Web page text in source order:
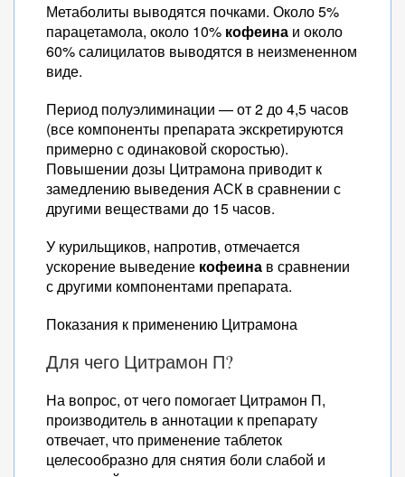
Метаболиты выводятся почками. Около 5%
парацетамола, около 10% кофеина и около
60% салицилатов выводятся в неизмененном
виде.
Период полуэлиминации — от 2 до 4,5 часов
(все компоненты препарата экскретируются
примерно с одинаковой скоростью).
Повышении дозы Цитрамона приводит к
замедлению выведения АСК в сравнении с
другими веществами до 15 часов.
У курильщиков, напротив, отмечается
ускорение выведение кофеина в сравнении
с другими компонентами препарата.
Показания к применению Цитрамона
Для чего Цитрамон П?
На вопрос, от чего помогает Цитрамон П,
производитель в аннотации к препарату
отвечает, что применение таблеток
целесообразно для снятия боли слабой и